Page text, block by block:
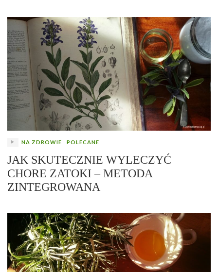
NA ZDROWIE POLECANE
JAK SKUTECZNIE WYLECZYĆ
CHORE ZATOKI – METODA
ZINTEGROWANA